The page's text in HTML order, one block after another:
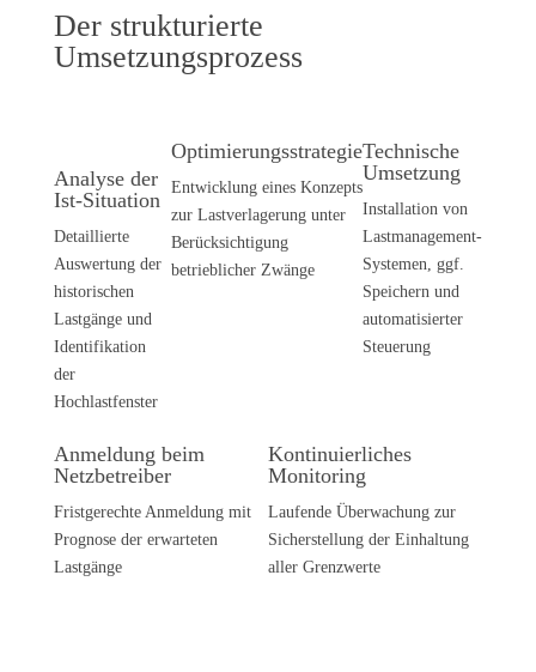
Der strukturierte
Umsetzungsprozess
Analyse der
Ist-Situation
Detaillierte
Auswertung der
historischen
Lastgänge und
Identifikation
der
Hochlastfenster
Optimierungsstrategie
Entwicklung eines Konzepts
zur Lastverlagerung unter
Berücksichtigung
betrieblicher Zwänge
Technische
Umsetzung
Installation von
Lastmanagement-
Systemen, ggf.
Speichern und
automatisierter
Steuerung
Anmeldung beim
Netzbetreiber
Fristgerechte Anmeldung mit
Prognose der erwarteten
Lastgänge
Kontinuierliches
Monitoring
Laufende Überwachung zur
Sicherstellung der Einhaltung
aller Grenzwerte